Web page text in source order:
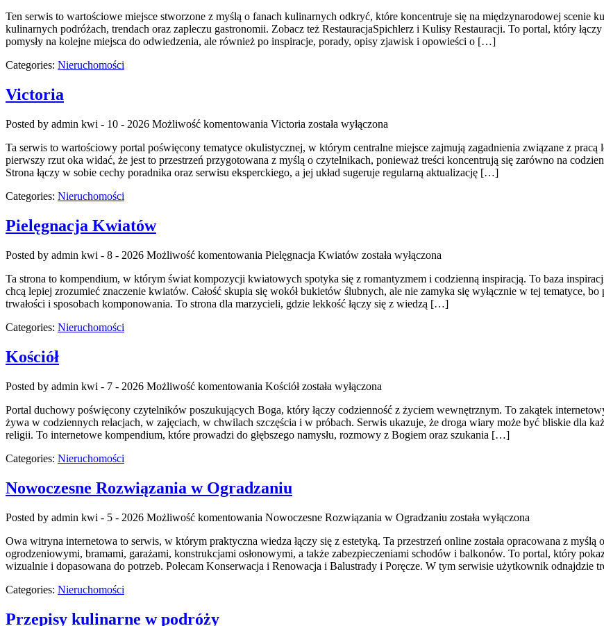
Ten serwis to wartościowe miejsce stworzone z myślą o fanach kulinarnych odkryć, które koncentruje się na międzynarodowej scenie
kulinarnych podróżach, trendach oraz zapleczu gastronomii. Zobacz też RestauracjaSpichlerz i Kulisy Restauracji. To portal, który
pomysły na kolejne miejsca do odwiedzenia, ale również po inspiracje, porady, opisy zjawisk i opowieści o […]
Categories: Nieruchomości
Victoria
Posted by admin kwi - 10 - 2026 Możliwość komentowania Victoria została wyłączona
Ta serwis to wartościowy portal poświęcony tematyce okulistycznej, w którym centralne miejsce zajmują zagadnienia związane z
pierwszy rzut oka widać, że jest to przestrzeń przygotowana z myślą o czytelnikach, ponieważ treści koncentrują się zarówno na
Strona łączy w sobie cechy poradnika oraz serwisu eksperckiego, a jej układ sugeruje regularną aktualizację […]
Categories: Nieruchomości
Pielęgnacja Kwiatów
Posted by admin kwi - 8 - 2026 Możliwość komentowania Pielęgnacja Kwiatów została wyłączona
Ta strona to kompendium, w którym świat kompozycji kwiatowych spotyka się z romantyzmem i codzienną inspiracją. To baza
chcą lepiej zrozumieć znaczenie kwiatów. Całość skupia się wokół bukietów ślubnych, ale nie zamyka się wyłącznie w tej tematyce,
trwałości i sposobach komponowania. To strona dla marzycieli, gdzie lekkość łączy się z wiedzą […]
Categories: Nieruchomości
Kościół
Posted by admin kwi - 7 - 2026 Możliwość komentowania Kościółzostała wyłączona
Portal duchowy poświęcony czytelników poszukujących Boga, który łączy codzienność z życiem wewnętrznym. To zakątek
żywa w codziennych relacjach, w zajęciach, w chwilach szczęścia i w próbach. Serwis ukazuje, że droga wiary może być bliskie dla
religii. To internetowe kompendium, które prowadzi do głębszego namysłu, rozmowy z Bogiem oraz szukania […]
Categories: Nieruchomości
Nowoczesne Rozwiązania w Ogradzaniu
Posted by admin kwi - 5 - 2026 Możliwość komentowania Nowoczesne Rozwiązania w Ogradzaniu została wyłączona
Owa witryna internetowa to serwis, w którym praktyczna wiedza łączy się z estetyką. Ta przestrzeń online została opracowana z
ogrodzeniowymi, bramami, garażami, konstrukcjami osłonowymi, a także zabezpieczeniami schodów i balkonów. To portal, który
wizualnie i dopasowana do potrzeb. Polecam Konserwacja i Renowacja i Balustrady i Poręcze. W tym serwisie użytkownik odnajdzie
Categories: Nieruchomości
Przepisy kulinarne w podróży